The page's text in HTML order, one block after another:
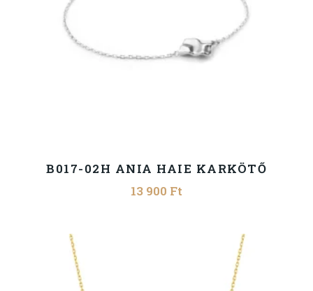
B017-02H ANIA HAIE KARKÖTŐ
13 900 Ft